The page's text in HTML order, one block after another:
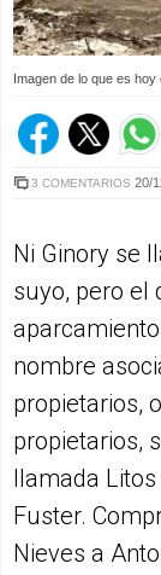
Imagen de lo que es
3 COMENTARIOS 20/
Ni Ginory se
suyo, pero el
nombre
propietarios,
propietarios,
llamada
Fuster.
Nieves a